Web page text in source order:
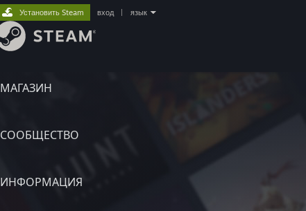
МАГАЗИН
СООБЩЕСТВО
ИНФОРМАЦИЯ
Установить Steam вход язык